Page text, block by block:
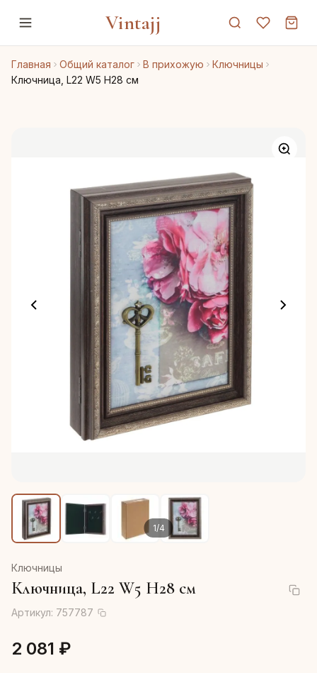
Vintajj
Главная Общий каталог В прихожую
Ключницы
Ключница, L22 W5 H28 см
1/4
Ключницы
Ключница, L22 W5 H28 см
Артикул: 757787
2 081 ₽